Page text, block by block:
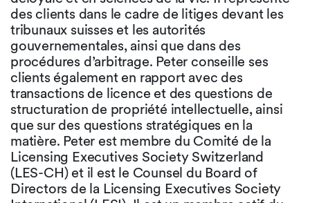
des clients dans le cadre de litiges devant les
tribunaux suisses et les autorités
gouvernementales, ainsi que dans des
procédures d’arbitrage. Peter conseille ses
clients également en rapport avec des
transactions de licence et des questions de
structuration de propriété intellectuelle, ainsi
que sur des questions stratégiques en la
matière. Peter est membre du Comité de la
Licensing Executives Society Switzerland
(LES-CH) et il est le Counsel du Board of
Directors de la Licensing Executives Society